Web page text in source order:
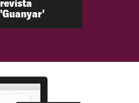
revista
'Guanyar'